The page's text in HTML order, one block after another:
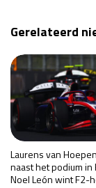
Gerelateerd
Laurens van
naast het podium in
Noel León wint F2-